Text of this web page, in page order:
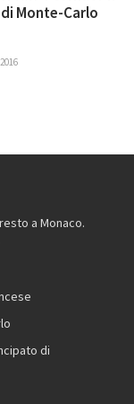
Monte-Carlo
a Monaco.
di